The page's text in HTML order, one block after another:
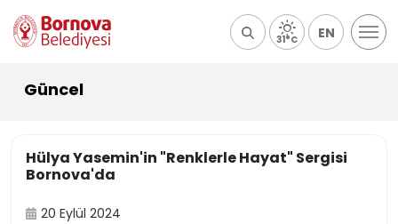
31°C EN
Güncel
Hülya Yasemin'in "Renklerle Hayat" Sergisi
Bornova'da
20 Eylül 2024